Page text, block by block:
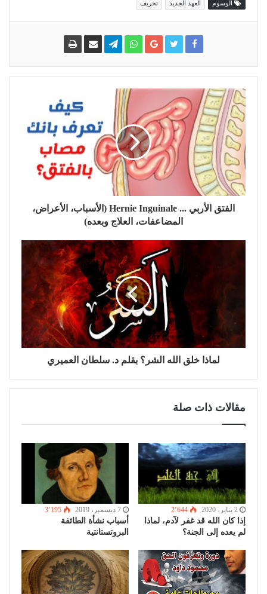
الوسوم العهد الجديد تحريف
الفتق الأربي ... Hernie Inguinale (الأسباب، الأعراض،
المضاعفات، العلاج وبعده)
لماذا خلق الله الشر؟ بقلم د. سلطان العميري
مقالات ذات صلة
2 يناير، 2020 2٬644
إذا كان الله قد غفر لآدم، لماذا
لم يعده إلى الجنة؟
7 ديسمبر، 2019 3٬195
أسباب نشأة الطائفة
البروتستانتية